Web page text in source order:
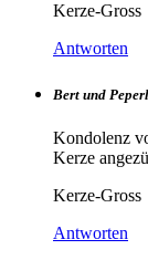
Kerze-Gross
Antworten
Bert und
Kondolenz
Kerze
Kerze-Gross
Antworten